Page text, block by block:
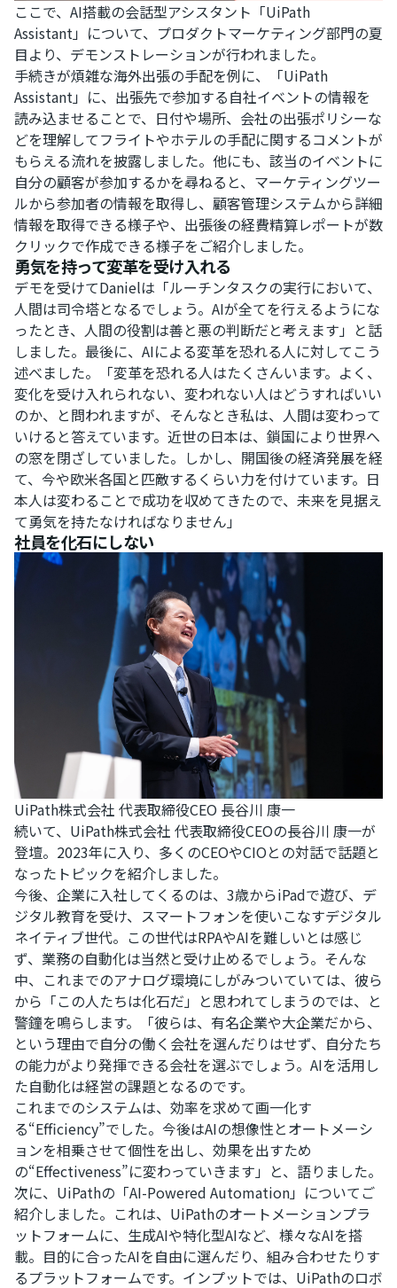
ここで、AI搭載の会話型アシスタント「UiPath
Assistant」について、プロダクトマーケティング部門の夏
目より、デモンストレーションが行われました。
手続きが煩雑な海外出張の手配を例に、「UiPath
Assistant」に、出張先で参加する自社イベントの情報を
読み込ませることで、日付や場所、会社の出張ポリシーな
どを理解してフライトやホテルの手配に関するコメントが
もらえる流れを披露しました。他にも、該当のイベントに
自分の顧客が参加するかを尋ねると、マーケティングツー
ルから参加者の情報を取得し、顧客管理システムから詳細
情報を取得できる様子や、出張後の経費精算レポートが数
クリックで作成できる様子をご紹介しました。
勇気を持って変革を受け入れる
デモを受けてDanielは「ルーチンタスクの実行において、
人間は司令塔となるでしょう。AIが全てを行えるようにな
ったとき、人間の役割は善と悪の判断だと考えます」と話
しました。最後に、AIによる変革を恐れる人に対してこう
述べました。「変革を恐れる人はたくさんいます。よく、
変化を受け入れられない、変われない人はどうすればいい
のか、と問われますが、そんなとき私は、人間は変わって
いけると答えています。近世の日本は、鎖国により世界へ
の窓を閉ざしていました。しかし、開国後の経済発展を経
て、今や欧米各国と匹敵するくらい力を付けています。日
本人は変わることで成功を収めてきたので、未来を見据え
て勇気を持たなければなりません」
社員を化石にしない
UiPath株式会社 代表取締役CEO 長谷川 康一
続いて、UiPath株式会社 代表取締役CEOの長谷川 康一が
登壇。2023年に入り、多くのCEOやCIOとの対話で話題と
なったトピックを紹介しました。
今後、企業に入社してくるのは、3歳からiPadで遊び、デ
ジタル教育を受け、スマートフォンを使いこなすデジタル
ネイティブ世代。この世代はRPAやAIを難しいとは感じ
ず、業務の自動化は当然と受け止めるでしょう。そんな
中、これまでのアナログ環境にしがみついていては、彼ら
から「この人たちは化石だ」と思われてしまうのでは、と
警鐘を鳴らします。「彼らは、有名企業や大企業だから、
という理由で自分の働く会社を選んだりはせず、自分たち
の能力がより発揮できる会社を選ぶでしょう。AIを活用し
た自動化は経営の課題となるのです。
これまでのシステムは、効率を求めて画一化す
る“Efficiency”でした。今後はAIの想像性とオートメーシ
ョンを相乗させて個性を出し、効果を出すため
の“Effectiveness”に変わっていきます」と、語りました。
次に、UiPathの「AI-Powered Automation」についてご
紹介しました。これは、UiPathのオートメーションプラ
ットフォームに、生成AIや特化型AIなど、様々なAIを搭
載。目的に合ったAIを自由に選んだり、組み合わせたりす
るプラットフォームです。インプットでは、UiPathのロボ